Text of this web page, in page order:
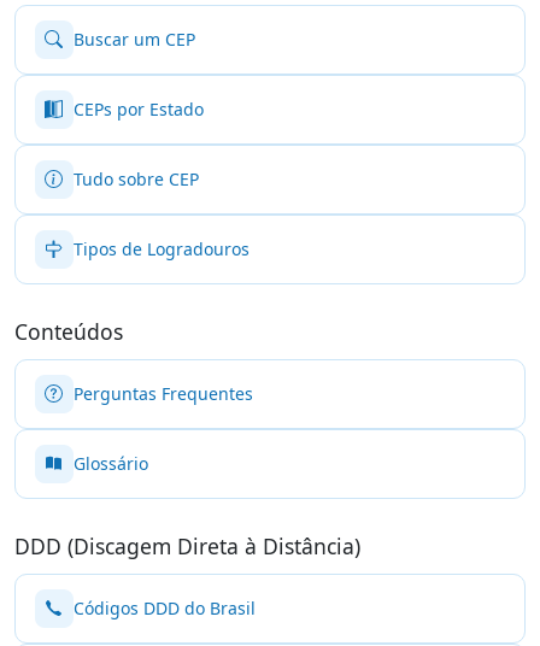
Buscar um CEP
CEPs por Estado
Tudo sobre CEP
Tipos de Logradouros
Conteúdos
Perguntas Frequentes
Glossário
DDD (Discagem Direta à Distância)
Códigos DDD do Brasil